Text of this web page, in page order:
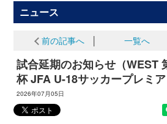
ニュース
前の記事へ 一覧へ
試合延期のお知らせ（
杯 JFA U-18サッカープレミ
2026年07月05日